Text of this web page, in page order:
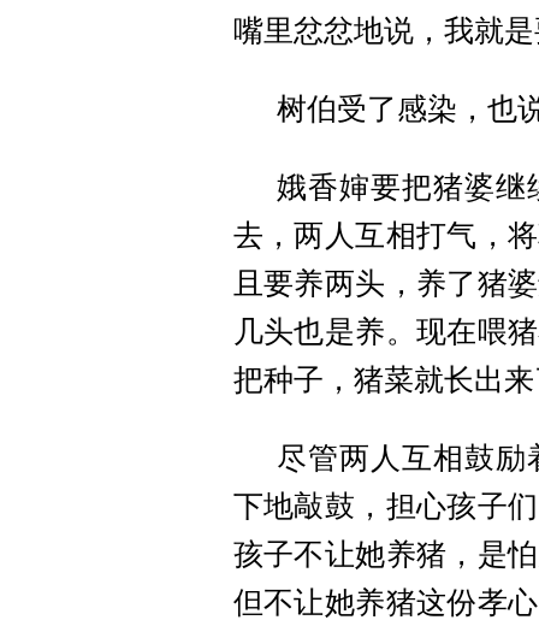
嘴里忿忿地说，我就
树伯受了感染，也
娥香婶要把猪婆继
去，两人互相打气，
且要养两头，养了猪
几头也是养。现在喂
把种子，猪菜就长出
尽管两人互相鼓
下地敲鼓，担心孩子
孩子不让她养猪，是
但不让她养猪这份孝